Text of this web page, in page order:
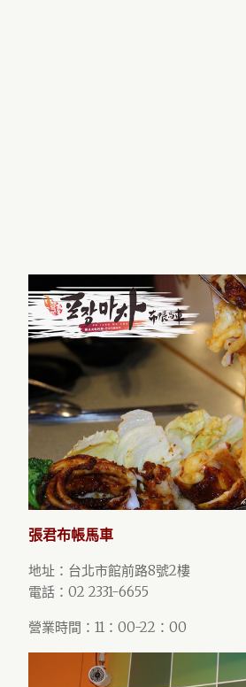
張君布帳馬車
地址：台北市館前路8號2樓
電話：02 2331-6655
營業時間：11：00-22：00